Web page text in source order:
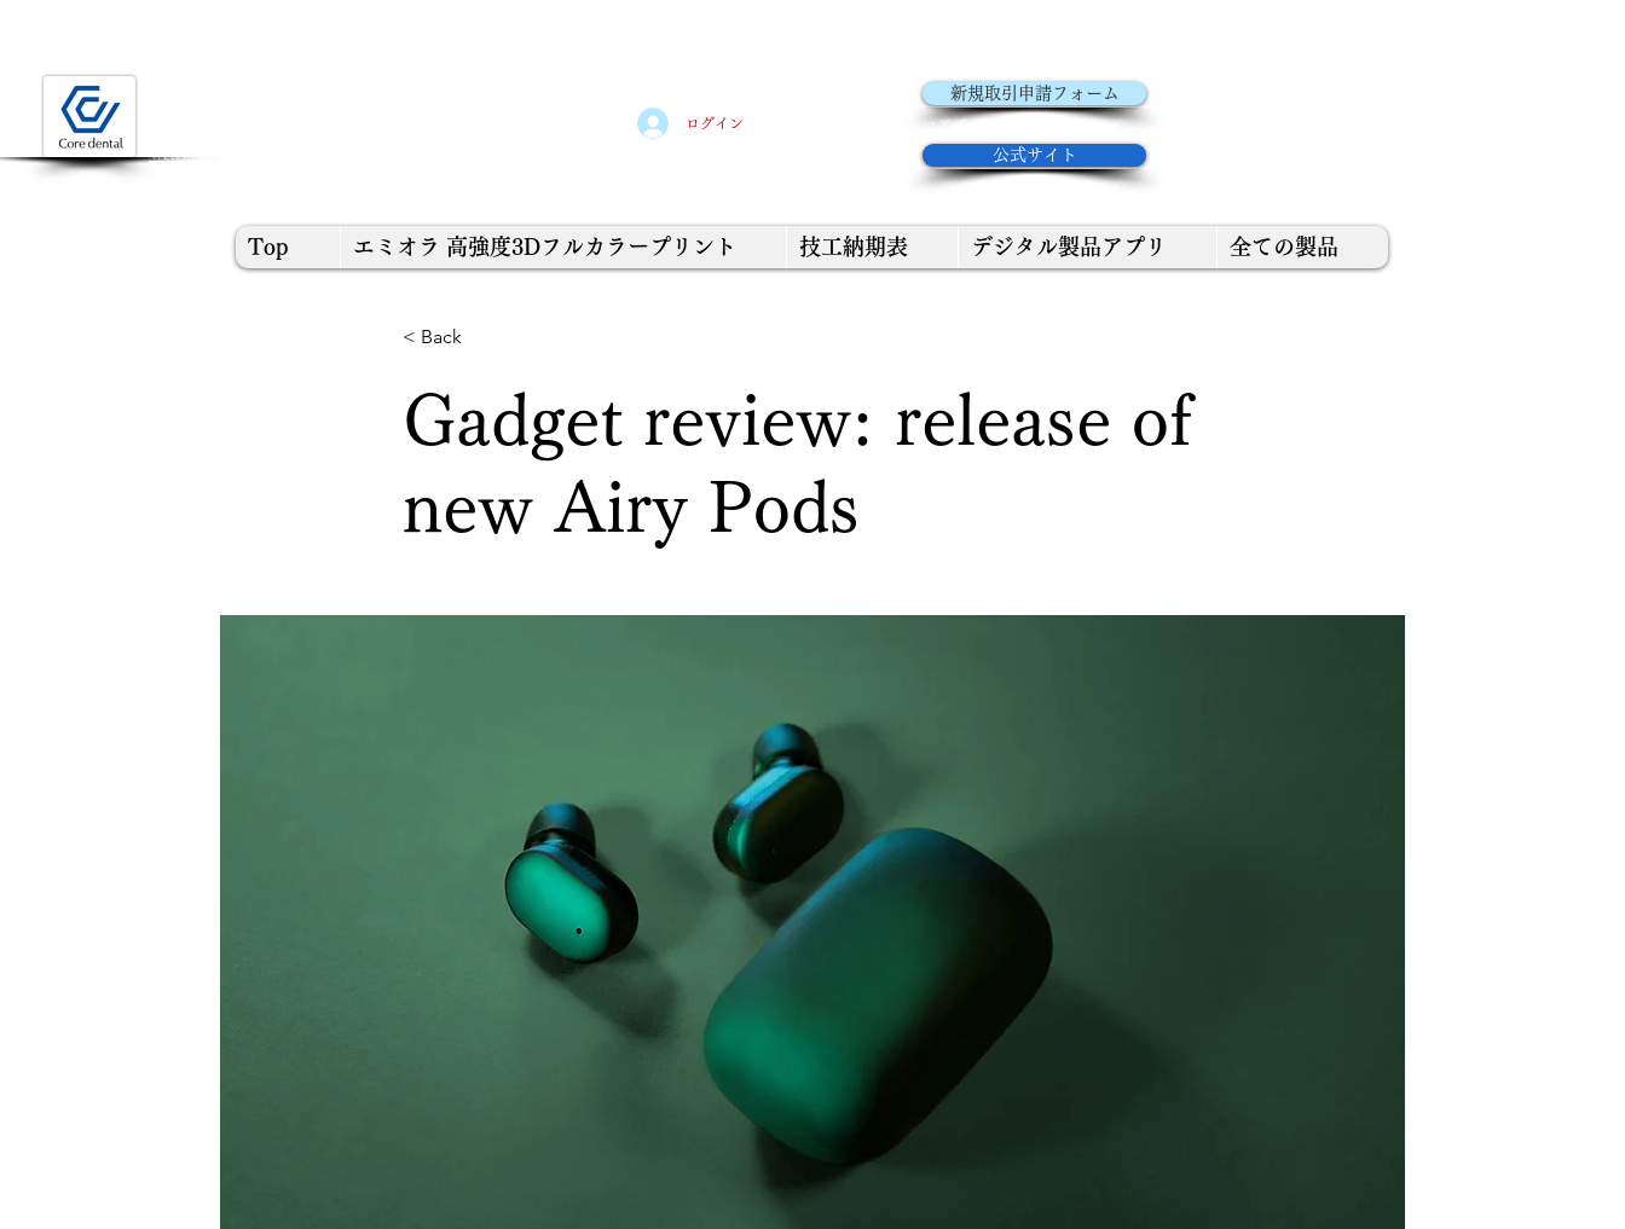
Welcome to the form of Core Dental Lab YOKOHAMA
ログイン
新規取引申請フォーム
コアデンタルラボ​公式サイト
公式サイト
Top エミオラ 高強度3Dフルカラープリント 技工納期表 デジタル製品アプリ 全ての製品
< Back
Gadget review: release of
new Airy Pods